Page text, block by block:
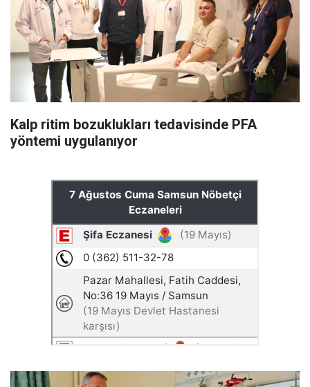
Kalp ritim bozuklukları tedavisinde PFA
yöntemi uygulanıyor